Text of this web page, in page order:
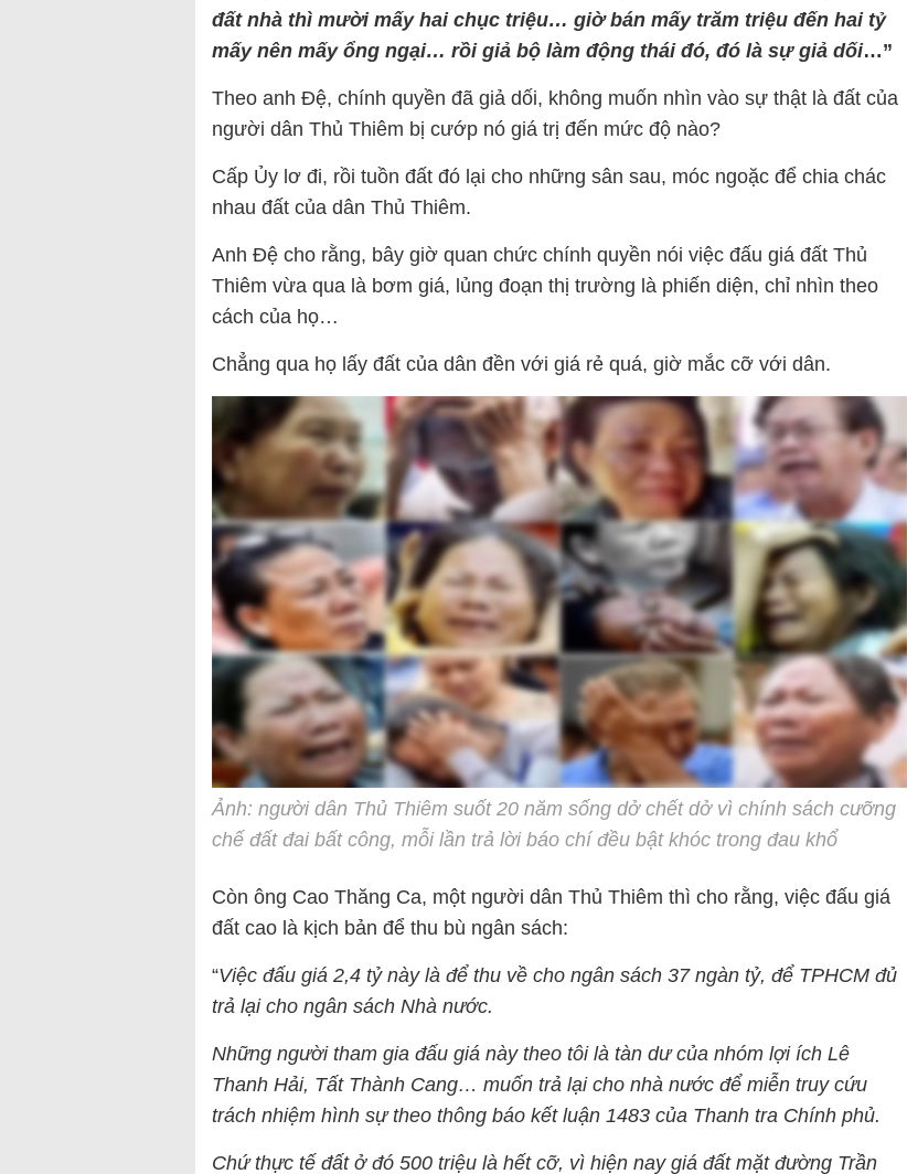
đất nhà thì mười mấy hai chục triệu… giờ bán mấy trăm triệu đến hai tỷ
mấy nên mấy ổng ngại… rồi giả bộ làm động thái đó, đó là sự giả dối…”
Theo anh Đệ, chính quyền đã giả dối, không muốn nhìn vào sự thật là đất của
người dân Thủ Thiêm bị cướp nó giá trị đến mức độ nào?
Cấp Ủy lơ đi, rồi tuồn đất đó lại cho những sân sau, móc ngoặc để chia chác
nhau đất của dân Thủ Thiêm.
Anh Đệ cho rằng, bây giờ quan chức chính quyền nói việc đấu giá đất Thủ
Thiêm vừa qua là bơm giá, lủng đoạn thị trường là phiến diện, chỉ nhìn theo
cách của họ…
Chẳng qua họ lấy đất của dân đền với giá rẻ quá, giờ mắc cỡ với dân.
Ảnh: người dân Thủ Thiêm suốt 20 năm sống dở chết dở vì chính sách cưỡng
chế đất đai bất công, mỗi lần trả lời báo chí đều bật khóc trong đau khổ
Còn ông Cao Thăng Ca, một người dân Thủ Thiêm thì cho rằng, việc đấu giá
đất cao là kịch bản để thu bù ngân sách:
“Việc đấu giá 2,4 tỷ này là để thu về cho ngân sách 37 ngàn tỷ, để TPHCM đủ
trả lại cho ngân sách Nhà nước.
Những người tham gia đấu giá này theo tôi là tàn dư của nhóm lợi ích Lê
Thanh Hải, Tất Thành Cang… muốn trả lại cho nhà nước để miễn truy cứu
trách nhiệm hình sự theo thông báo kết luận 1483 của Thanh tra Chính phủ.
Chứ thực tế đất ở đó 500 triệu là hết cỡ, vì hiện nay giá đất mặt đường Trần